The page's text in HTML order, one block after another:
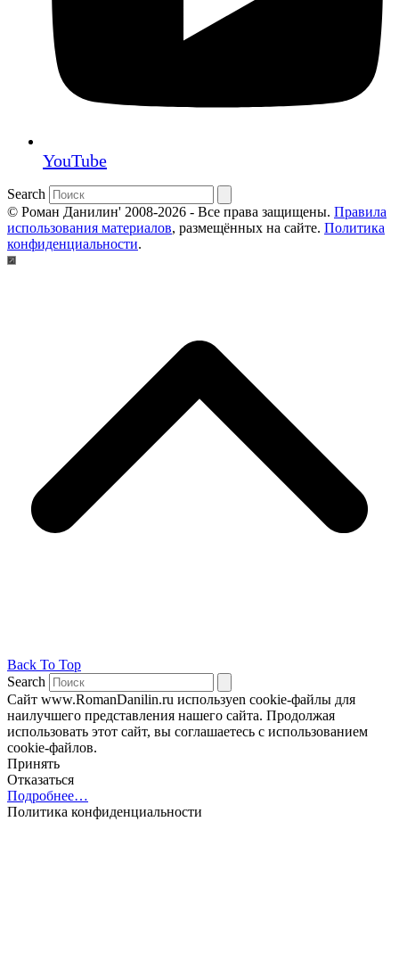
YouTube
Search
© Роман Данилин' 2008-2026 - Все права защищены. Правила
использования материалов, размещённых на сайте. Политика
конфиденциальности.
Back To Top
Search
Сайт www.RomanDanilin.ru используеn cookie-файлы для
наилучшего представления нашего сайта. Продолжая
использовать этот сайт, вы соглашаетесь с использованием
cookie-файлов.
Принять
Отказаться
Подробнее…
Политика конфиденциальности